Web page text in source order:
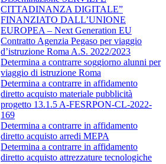
CITTADINANZA DIGITALE”
FINANZIATO DALL’UNIONE
EUROPEA – Next Generation EU
Contratto Agenzia Pegaso per viaggio
d’istruzione Roma A.S. 2022/2023
Determina a contrarre soggiorno alunni per
viaggio di istruzione Roma
Determina a contrarre in affidamento
diretto acquisto materiale pubblicità
progetto 13.1.5 A-FESRPON-CL-2022-
169
Determina a contrarre in affidamento
diretto acquisto arredi MEPA
Determina a contrarre in affidamento
diretto acquisto attrezzature tecnologiche